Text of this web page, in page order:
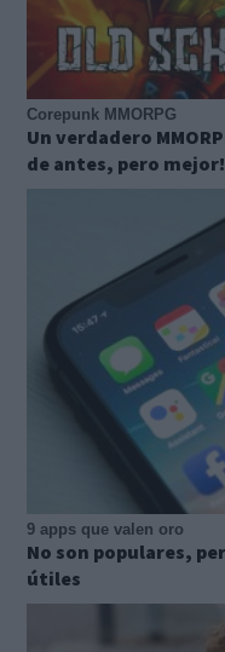
Corepunk MMORPG
Un verdadero
de antes, pero mejor!
9 apps que valen oro
No son populares,
útiles